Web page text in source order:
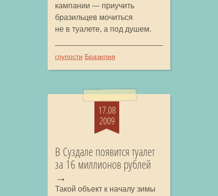
кампании — приучить
бразильцев мочиться
не в туалете, а под душем.
глупости Бразилия
17.08
2009
В Суздале появится туалет
за 16 миллионов рублей
Такой объект к началу зимы